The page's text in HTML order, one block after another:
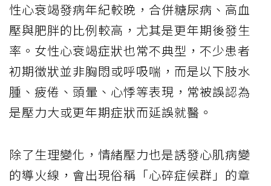
性心衰竭發病年紀較晚，合併糖尿病、高血
壓與肥胖的比例較高，尤其是更年期後發生
率。女性心衰竭症狀也常不典型，不少患者
初期徵狀並非胸悶或呼吸喘，而是以下肢水
腫、疲倦、頭暈、心悸等表現，常被誤認為
是壓力大或更年期症狀而延誤就醫。
除了生理變化，情緒壓力也是誘發心肌病變
的導火線，會出現俗稱「心碎症候群」的章